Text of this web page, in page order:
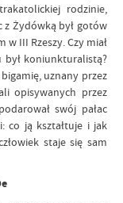
rodzinie,
z Żydówką był gotów
III Rzeszy. Czy miał
był koniunkturalistą?
uznany przez
opisywanych przez
swój pałac
co ją kształtuje i jak
staje się sam